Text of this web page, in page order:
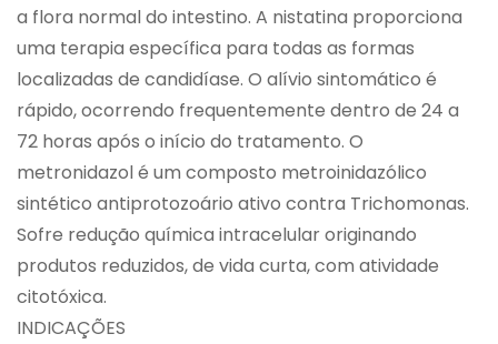
a flora normal do intestino. A nistatina proporciona
uma terapia específica para todas as formas
localizadas de candidíase. O alívio sintomático é
rápido, ocorrendo frequentemente dentro de 24 a
72 horas após o início do tratamento. O
metronidazol é um composto metroinidazólico
sintético antiprotozoário ativo contra Trichomonas.
Sofre redução química intracelular originando
produtos reduzidos, de vida curta, com atividade
citotóxica.
INDICAÇÕES